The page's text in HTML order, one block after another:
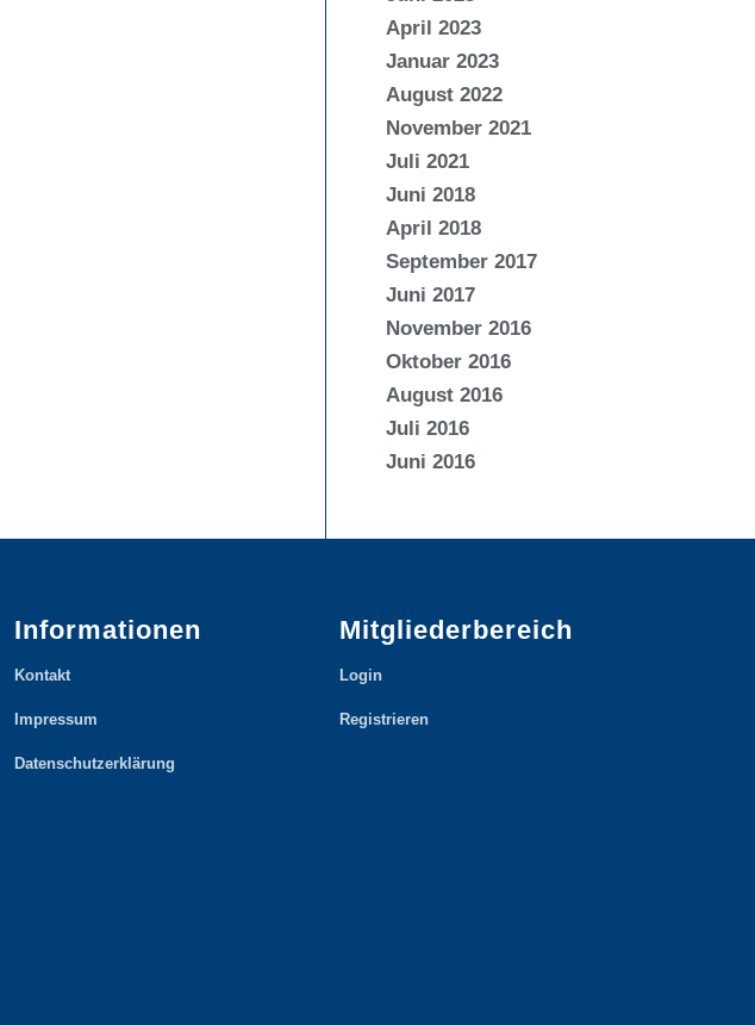
April 2023
Januar 2023
August 2022
November 2021
Juli 2021
Juni 2018
April 2018
September 2017
Juni 2017
November 2016
Oktober 2016
August 2016
Juli 2016
Juni 2016
Informationen
Kontakt
Impressum
Datenschutzerklärung
Mitgliederbereich
Login
Registrieren